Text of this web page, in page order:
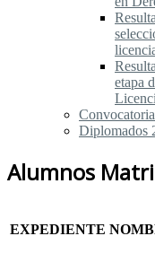
etapa
Diplomados
Alumnos
EXPEDIENTE